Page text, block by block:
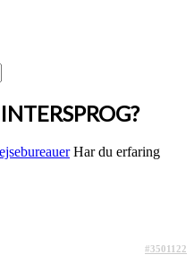
Har du erfaring
#3501122